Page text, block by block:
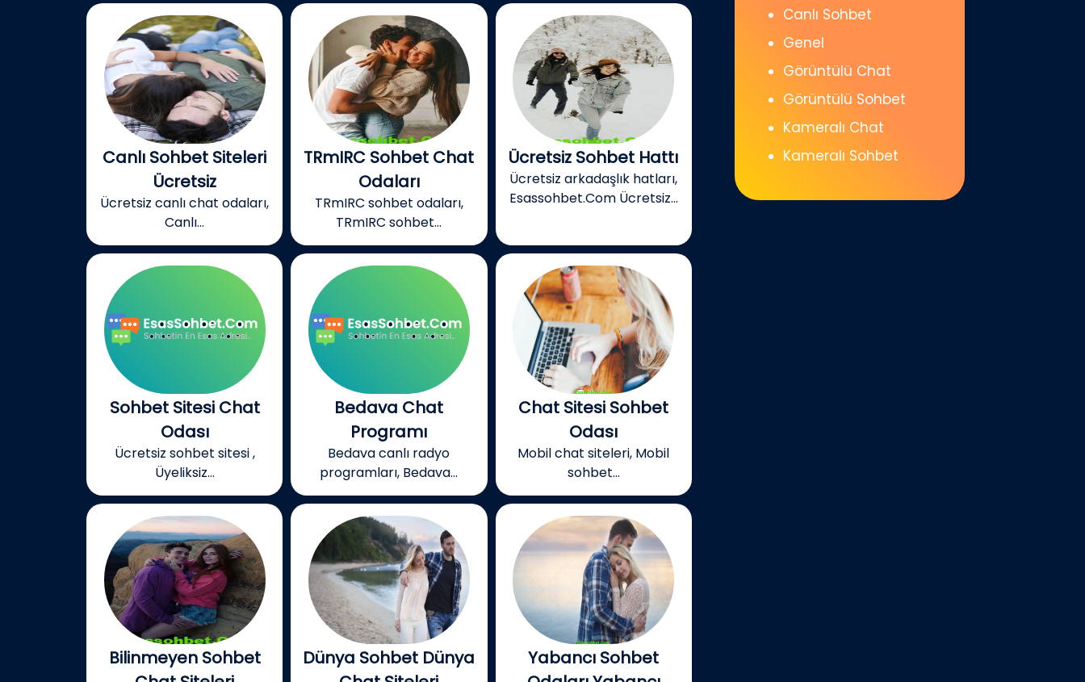
Canlı Sohbet Siteleri
Ücretsiz
Ücretsiz canlı chat odaları,
Canlı...
TRmIRC Sohbet Chat
Odaları
TRmIRC sohbet odaları,
TRmIRC sohbet...
Ücretsiz Sohbet Hattı
Ücretsiz arkadaşlık hatları,
Esassohbet.Com Ücretsiz...
Sohbet Sitesi Chat
Odası
Ücretsiz sohbet sitesi ,
Üyeliksiz...
Bedava Chat
Programı
Bedava canlı radyo
programları, Bedava...
Chat Sitesi Sohbet
Odası
Mobil chat siteleri, Mobil
sohbet...
Bilinmeyen Sohbet
Dünya Sohbet Dünya
Yabancı Sohbet
Canlı Sohbet
Genel
Görüntülü Chat
Görüntülü Sohbet
Kameralı Chat
Kameralı Sohbet